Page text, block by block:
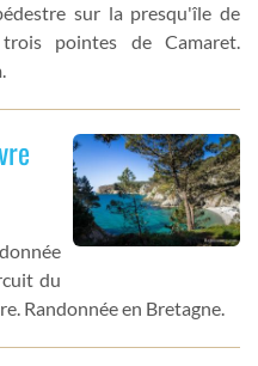
sur la presqu'île de
pointes de Camaret.
du
Randonnée en Bretagne.